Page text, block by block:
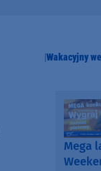
Wakacyjny
Mega